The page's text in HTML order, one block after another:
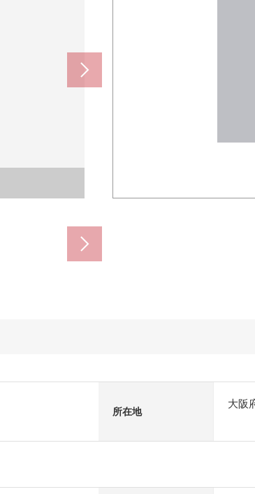
房。
劳。
所在地
大阪